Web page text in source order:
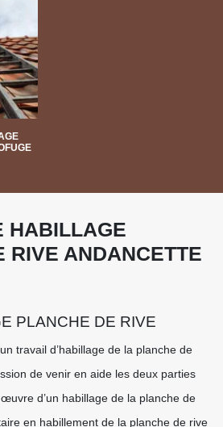
HABILLAGE
RIVE ANDANCETTE
PLANCHE DE RIVE
travail d’habillage de la planche de
de venir en aide les deux parties
d’un habillage de la planche de
en habillement de la planche de rive